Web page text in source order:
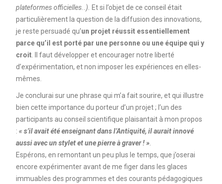
plateformes officielles..).
Et si l’objet de ce conseil était
particulièrement la question de la diffusion des innovations,
je reste persuadé qu’un projet réussit essentiellement
parce qu’il est porté par une personne ou une équipe qui y
croit. Il faut développer et encourager notre liberté
d’expérimentation, et non imposer les expériences en elles-
mêmes.
Je conclurai sur une phrase qui m’a fait sourire, et qui illustre
bien cette importance du porteur d’un projet ; l’un des
participants au conseil scientifique plaisantait à mon propos
: « s’il avait été enseignant dans l’Antiquité, il aurait innové
aussi avec un stylet et une pierre à graver ! ».
Espérons, en remontant un peu plus le temps, que j’oserai
encore expérimenter avant de me figer dans les glaces
immuables des programmes et des courants pédagogiques